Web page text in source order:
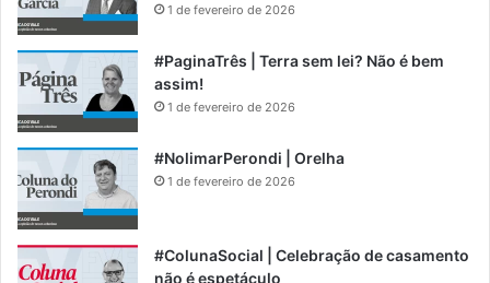
1 de fevereiro de 2026
#PaginaTrês | Terra sem lei? Não é bem
assim!
1 de fevereiro de 2026
#NolimarPerondi | Orelha
1 de fevereiro de 2026
#ColunaSocial | Celebração de casamento
não é espetáculo